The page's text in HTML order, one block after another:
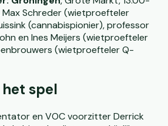
Max Schreder (wietproefteler
(cannabispionier), professor
en Ines Meijers (wietproefteler
(wietproefteler Q-
spel
en VOC voorzitter Derrick